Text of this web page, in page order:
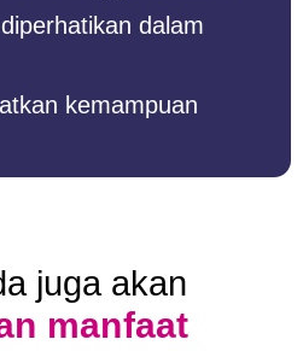
dalam
kemampuan
juga akan
manfaat